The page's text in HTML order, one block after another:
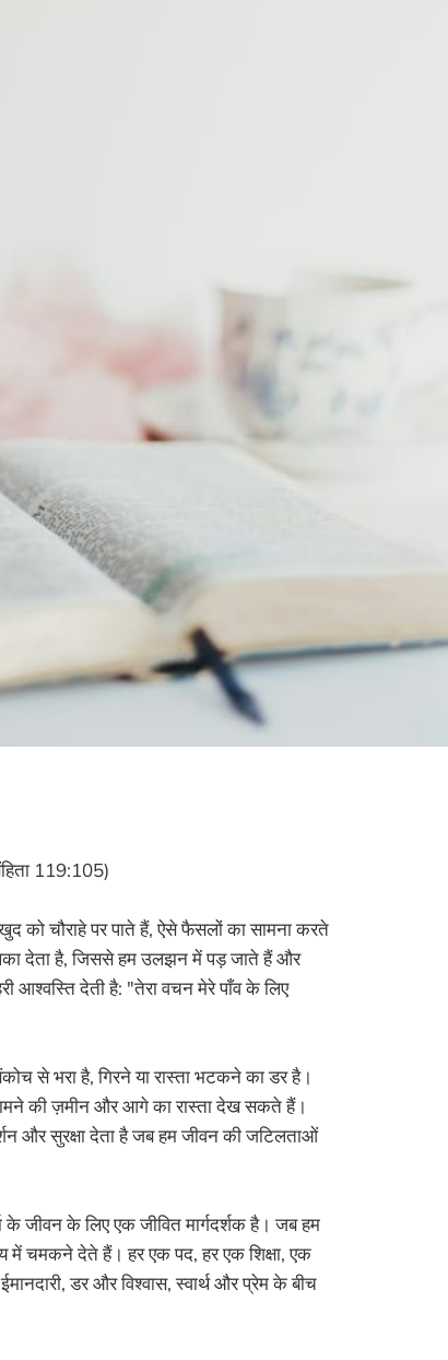
119:105)
को चौराहे पर पाते हैं, ऐसे फैसलों का सामना करते
देता है, जिससे हम उलझन में पड़ जाते हैं और
आश्वस्ति देती है: "तेरा वचन मेरे पाँव के लिए
से भरा है, गिरने या रास्ता भटकने का डर है।
की ज़मीन और आगे का रास्ता देख सकते हैं।
और सुरक्षा देता है जब हम जीवन की जटिलताओं
के जीवन के लिए एक जीवित मार्गदर्शक है। जब हम
चमकने देते हैं। हर एक पद, हर एक शिक्षा, एक
डर और विश्वास, स्वार्थ और प्रेम के बीच